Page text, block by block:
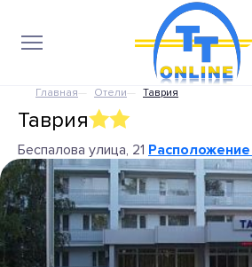
Главная Отели Таврия
Таврия
Беспалова улица, 21 Расположение